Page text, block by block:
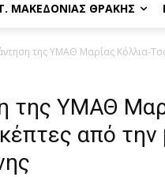
ΜΑΚΕΔΟΝΊΑΣ ΘΡΆΚΗΣ
της ΥΜΑΘ Μαρίας Κόλλια-
της ΥΜΑΘ
από